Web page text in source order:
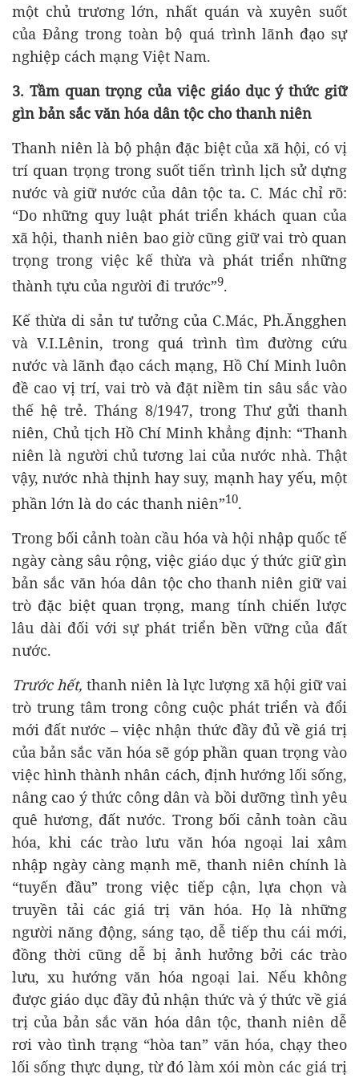
một chủ trương lớn, nhất quán và xuyên suốt
của Đảng trong toàn bộ quá trình lãnh đạo sự
nghiệp cách mạng Việt Nam.
3. Tầm quan trọng của việc giáo dục ý thức giữ
gìn bản sắc văn hóa dân tộc cho thanh niên
Thanh niên là bộ phận đặc biệt của xã hội, có vị
trí quan trọng trong suốt tiến trình lịch sử dựng
nước và giữ nước của dân tộc ta. C. Mác chỉ rõ:
“Do những quy luật phát triển khách quan của
xã hội, thanh niên bao giờ cũng giữ vai trò quan
trọng trong việc kế thừa và phát triển những
thành tựu của người đi trước”9.
Kế thừa di sản tư tưởng của C.Mác, Ph.Ăngghen
và V.I.Lênin, trong quá trình tìm đường cứu
nước và lãnh đạo cách mạng, Hồ Chí Minh luôn
đề cao vị trí, vai trò và đặt niềm tin sâu sắc vào
thế hệ trẻ. Tháng 8/1947, trong Thư gửi thanh
niên, Chủ tịch Hồ Chí Minh khẳng định: “Thanh
niên là người chủ tương lai của nước nhà. Thật
vậy, nước nhà thịnh hay suy, mạnh hay yếu, một
phần lớn là do các thanh niên”10.
Trong bối cảnh toàn cầu hóa và hội nhập quốc tế
ngày càng sâu rộng, việc giáo dục ý thức giữ gìn
bản sắc văn hóa dân tộc cho thanh niên giữ vai
trò đặc biệt quan trọng, mang tính chiến lược
lâu dài đối với sự phát triển bền vững của đất
nước.
Trước hết, thanh niên là lực lượng xã hội giữ vai
trò trung tâm trong công cuộc phát triển và đổi
mới đất nước – việc nhận thức đầy đủ về giá trị
của bản sắc văn hóa sẽ góp phần quan trọng vào
việc hình thành nhân cách, định hướng lối sống,
nâng cao ý thức công dân và bồi dưỡng tình yêu
quê hương, đất nước. Trong bối cảnh toàn cầu
hóa, khi các trào lưu văn hóa ngoại lai xâm
nhập ngày càng mạnh mẽ, thanh niên chính là
“tuyến đầu” trong việc tiếp cận, lựa chọn và
truyền tải các giá trị văn hóa. Họ là những
người năng động, sáng tạo, dễ tiếp thu cái mới,
đồng thời cũng dễ bị ảnh hưởng bởi các trào
lưu, xu hướng văn hóa ngoại lai. Nếu không
được giáo dục đầy đủ nhận thức và ý thức về giá
trị của bản sắc văn hóa dân tộc, thanh niên dễ
rơi vào tình trạng “hòa tan” văn hóa, chạy theo
lối sống thực dụng, từ đó làm xói mòn các giá trị